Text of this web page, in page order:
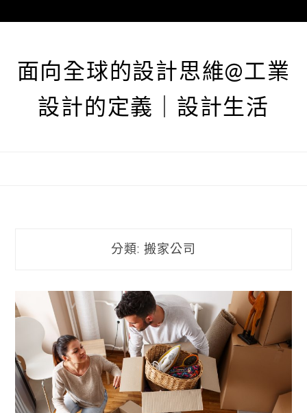
至
面向全球的設計思維@工業
設計的定義｜設計生活
分類: 搬家公司